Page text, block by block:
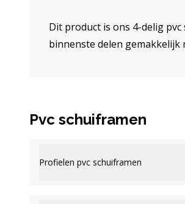
Dit product is ons 4-delig
binnenste delen gemakkelijk
Pvc schuiframen
Profielen pvc schuiframen